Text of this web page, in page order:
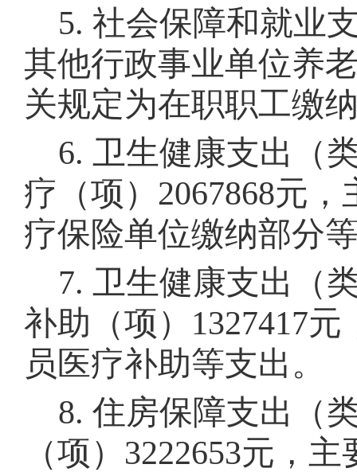
5. 社会保障和就业
其他行政事业单位养
关规定为在职职工缴
6. 卫生健康支出（
疗 （项） 2067868元，
疗保险单位缴纳部分
7. 卫生健康支出（
补助 （项） 1327417元
员医疗补助等支出。
8. 住房保障支出（
（项） 3222653元，主